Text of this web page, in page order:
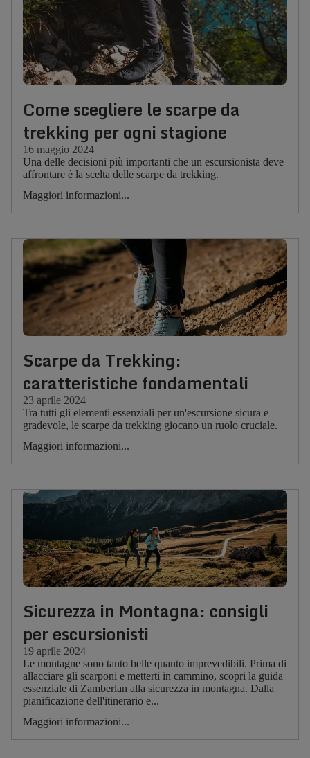
Come scegliere le scarpe da
trekking per ogni stagione
16 maggio 2024
Una delle decisioni più importanti che un escursionista deve
affrontare è la scelta delle scarpe da trekking.
Maggiori informazioni...
Scarpe da Trekking:
caratteristiche fondamentali
23 aprile 2024
Tra tutti gli elementi essenziali per un'escursione sicura e
gradevole, le scarpe da trekking giocano un ruolo cruciale.
Maggiori informazioni...
Sicurezza in Montagna: consigli
per escursionisti
19 aprile 2024
Le montagne sono tanto belle quanto imprevedibili. Prima di
allacciare gli scarponi e metterti in cammino, scopri la guida
essenziale di Zamberlan alla sicurezza in montagna. Dalla
pianificazione dell'itinerario e...
Maggiori informazioni...